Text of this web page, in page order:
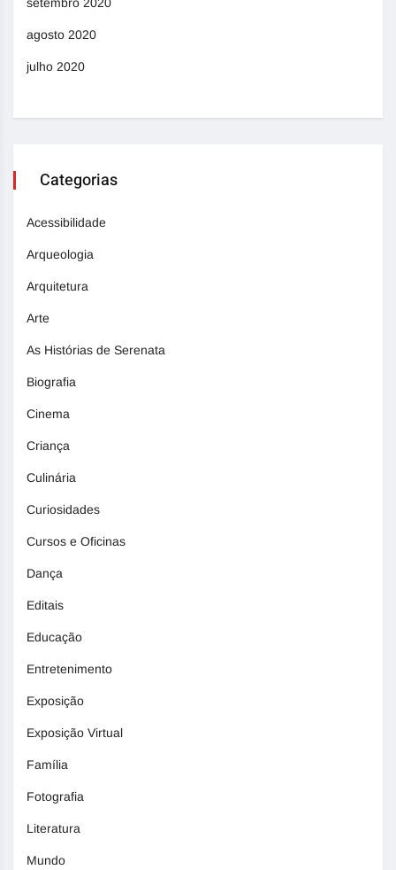
setembro 2020
agosto 2020
julho 2020
Categorias
Acessibilidade
Arqueologia
Arquitetura
Arte
As Histórias de Serenata
Biografia
Cinema
Criança
Culinária
Curiosidades
Cursos e Oficinas
Dança
Editais
Educação
Entretenimento
Exposição
Exposição Virtual
Família
Fotografia
Literatura
Mundo